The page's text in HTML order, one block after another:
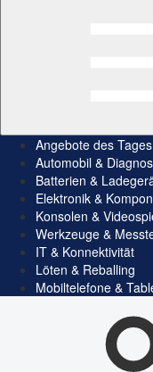
Angebote des Tages
Automobil &
Batterien &
Elektronik &
Konsolen &
Werkzeuge &
IT & Konnektivität
Löten & Reballing
Mobiltelefone &